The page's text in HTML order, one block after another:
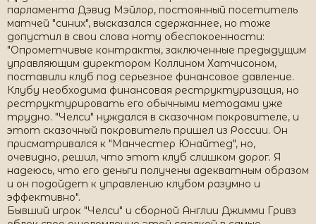
парламента Дэвид Мэйлор, постоянный посетитель
матчей "синих", высказался сдержаннее, но тоже
допустил в свои слова ноту обеспокоенности:
"Опрометчивые контракты, заключенные предыдущим
управляющим директором Коллином Хатчисоном,
поставили клуб под серьезное финансовое давление.
Клубу необходима финансовая реструктуризация, но
реструктурировать его обычными методами уже
трудно. "Челси" нуждался в сказочном покровителе, и
этот сказочный покровитель пришел из России. Он
присматривался к "Манчестер Юнайтед", но,
очевидно, решил, что этот клуб слишком дорог. Я
надеюсь, что его деньги получены адекватным образом
и он подойдет к управлению клубом разумно и
эффективно".
Бывший игрок "Челси" и сборной Англии Джимми Гривз